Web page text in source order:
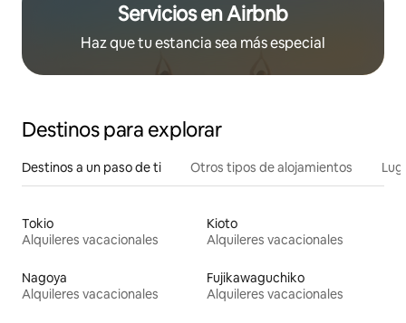
Servicios en Airbnb
Haz que tu estancia sea más especial
Destinos para explorar
Destinos a un paso de ti Otros tipos de alojamientos
Tokio
Alquileres vacacionales
Kioto
Alquileres vacacionales
Nagoya
Alquileres vacacionales
Fujikawaguchiko
Alquileres vacacionales